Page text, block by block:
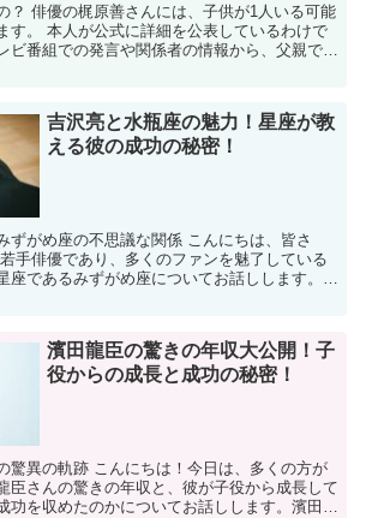
？ 俳優の梶原善さんには、子供が1人いる可能
す。 本人が公式に詳細を公表しているわけで
ビ番組での発言や関係者の情報から、父親であ
吉沢亮と水瓶座の魅力！星座が教
える彼の成功の秘密！
ずがめ座の不思議な関係 こんにちは、皆さ
手俳優であり、多くのファンを魅了している
座であるみずがめ座についてお話しします。
濱田龍臣の驚きの年収大公開！子
役からの成長と成功の秘密！
驚異の軌跡 こんにちは！今日は、多くの方が
臣さんの驚きの年収と、彼が子役から成長して
功を収めたのかについてお話しします。濱田さ